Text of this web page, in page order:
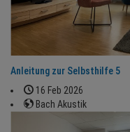
Anleitung zur Selbsthilfe 5
16 Feb 2026
Bach Akustik